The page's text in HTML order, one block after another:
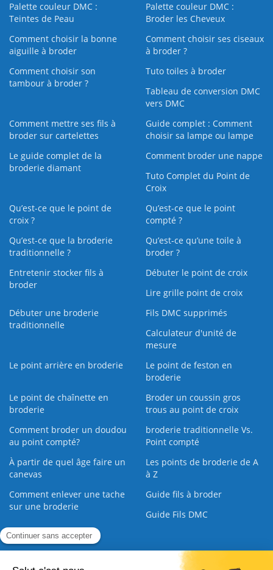
Palette couleur DMC :
Teintes de Peau
Palette couleur DMC :
Broder les Cheveux
Comment choisir la bonne
aiguille à broder
Comment choisir ses ciseaux
à broder ?
Comment choisir son
tambour à broder ?
Tuto toiles à broder
Tableau de conversion DMC
vers DMC
Comment mettre ses fils à
broder sur cartelettes
Guide complet : Comment
choisir sa lampe ou lampe
Le guide complet de la
broderie diamant
Comment broder une nappe
Tuto Complet du Point de
Croix
Qu’est-ce que le point de
croix ?
Qu’est-ce que le point
compté ?
Qu’est-ce que la broderie
traditionnelle ?
Qu’est‑ce qu’une toile à
broder ?
Entretenir stocker fils à
broder
Débuter le point de croix
Lire grille point de croix
Débuter une broderie
traditionnelle
Fils DMC supprimés
Calculateur d'unité de
mesure
Le point arrière en broderie
Le point de feston en
broderie
Le point de chaînette en
broderie
Broder un coussin gros
trous au point de croix
Comment broder un doudou
au point compté?
broderie traditionnelle Vs.
Point compté
À partir de quel âge faire un
canevas
Les points de broderie de A
à Z
Comment enlever une tache
sur une broderie
Guide fils à broder
Guide Fils DMC
Guide de la Broderie